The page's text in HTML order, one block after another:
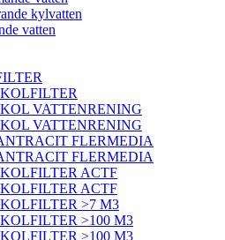
kylvatten
vatten
VATTENRENING
VATTENRENING
FLERMEDIA
FLERMEDIA
ACTF
ACTF
>7 M3
>100 M3
>100 M3